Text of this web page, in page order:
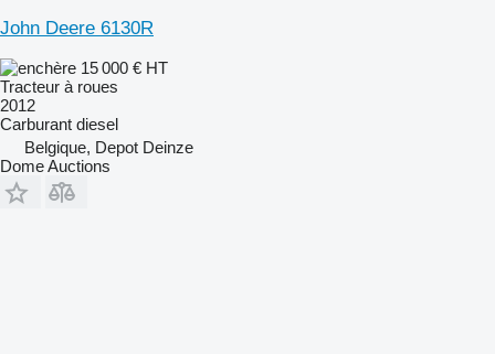
John Deere 6130R
15 000 € HT
Tracteur à roues
2012
Carburant diesel
Belgique, Depot Deinze
Dome Auctions